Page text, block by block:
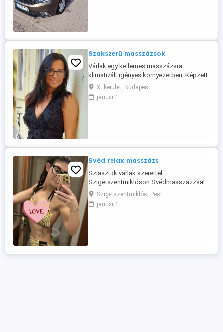
Szakszerű masszázsok
Várlak egy kellemes masszázsra
klimatizált igényes környezetben. Képzett
masszőrként sok éves tapasztalattal
garantált a minőség. A hét minden napján
reggel 8 órától este 20 óráig. Helyileg
X. kerület, Budapest
január 1
Svéd relax masszázs
Sziasztok várlak szerettel
Szigetszentmiklóson Svédmasszázzsal
foglalkozom Vendég centrikus és
segítőkész vagyok, szeretek az
embereken segíteni, legyen akár testi,
Szigetszentmiklós, Pest
január 1